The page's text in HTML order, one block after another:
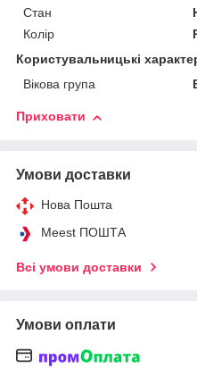
Стан
Колір
Користувальницькі
Вікова група
Приховати
Умови доставки
Нова Пошта
Meest ПОШТА
Всі умови доставки
Умови оплати